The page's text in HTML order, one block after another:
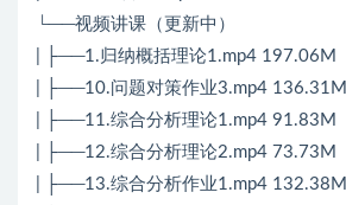
└──视频讲课（更新中）
| ├──1.归纳概括理论1.mp4 197.06M
| ├──10.问题对策作业3.mp4 136.31M
| ├──11.综合分析理论1.mp4 91.83M
| ├──12.综合分析理论2.mp4 73.73M
| ├──13.综合分析作业1.mp4 132.38M